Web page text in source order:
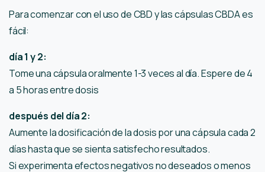
Para comenzar con el uso de CBD y las cápsulas CBDA es
fácil:
día 1 y 2:
Tome una cápsula oralmente 1-3 veces al día. Espere de 4
a 5 horas entre dosis
después del día 2:
Aumente la dosificación de la dosis por una cápsula cada 2
días hasta que se sienta satisfecho resultados.
Si experimenta efectos negativos no deseados o menos